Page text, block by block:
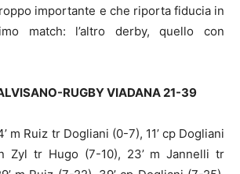
importante e che riporta fiducia in
match: l’altro derby, quello con
RUGBY VIADANA 21-39
m Ruiz tr Dogliani (0-7), 11’ cp Dogliani
Zyl tr Hugo (7-10), 23’ m Jannelli tr